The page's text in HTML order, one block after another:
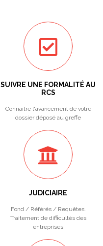
SUIVRE UNE FORMALITÉ AU
RCS
Connaître l'avancement de votre
dossier déposé au greffe
JUDICIAIRE
Fond / Référés / Requêtes.
Traitement de difficultés des
entreprises